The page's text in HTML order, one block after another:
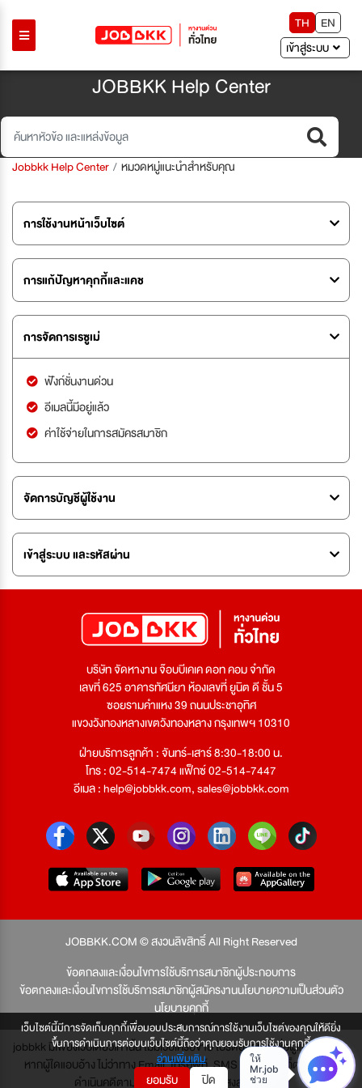
TH
EN
เข้าสู่ระบบ
เว็บไซต์นี้มีการจัดเก็บคุกกี้เพื่อมอบประสบการณ์การใช้งานเว็บไซต์ของคุณให้ดียิ่ง
ขึ้นการดำเนินการต่อบนเว็บไซต์นี้ถือว่าคุณยอมรับการใช้งานคุกกี้
อ่านเพิ่มเติม
ยอมรับ ปิด
JOBBKK Help Center
Jobbkk Help Center หมวดหมู่แนะนำสำหรับคุณ
การใช้งานหน้าเว็บไซต์
การแก้ปัญหาคุกกี้และแคช
การจัดการเรซูเม่
ฟังก์ชั่นงานด่วน
อีเมลนี้มีอยู่แล้ว
ค่าใช้จ่ายในการสมัครสมาชิก
จัดการบัญชีผู้ใช้งาน
เข้าสู่ระบบ และรหัสผ่าน
บริษัท จัดหางาน จ๊อบบีเคเค ดอท คอม จำกัด
เลขที่ 625 อาคารทัศนียา ห้องเลขที่ ยูนิต ดี ชั้น 5
ซอยรามคำแหง 39 ถนนประชาอุทิศ
แขวงวังทองหลางเขตวังทองหลาง กรุงเทพฯ 10310
ฝ่ายบริการลูกค้า : จันทร์-เสาร์ 8:30-18:00 น.
โทร : 02-514-7474 แฟ็กซ์ 02-514-7447
อีเมล :help@jobbkk.com,sales@jobbkk.com
JOBBKK.COM © สงวนลิขสิทธิ์ All Right Reserved
ข้อตกลงและเงื่อนไขการใช้บริการสมาชิกผู้ประกอบการ
ข้อตกลงและเงื่อนไขการใช้บริการสมาชิกผู้สมัครงานนโยบายความเป็นส่วนตัว
นโยบายคุกกี้
jobbkk มีเพียงเว็บเดียวเท่านั้น ไม่มีเว็บเครือข่าย โปรดอย่าหลงเชื่อผู้แอบอ้าง และ
หากผู้ใดแอบอ้าง ไม่ว่าทาง Email, โทรศัพท์, SMS หรือทางใดก็ตาม จะถูก
ดำเนินคดีตามที่กฎหมายบัญญัติไว้สูงสุด